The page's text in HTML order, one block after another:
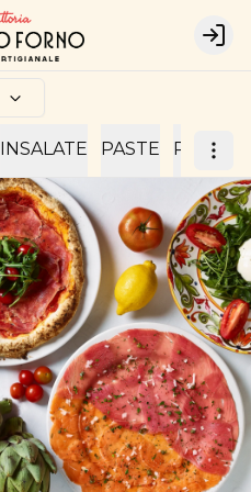
INSALATE PASTE RISOTTI